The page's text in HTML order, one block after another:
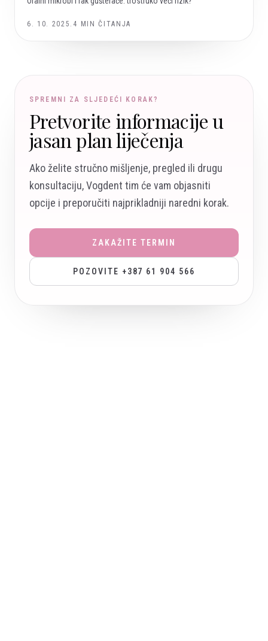
6. 10. 2025. 4 MIN ČITANJA
SPREMNI ZA SLJEDEĆI KORAK?
Pretvorite informacije u
jasan plan liječenja
Ako želite stručno mišljenje, pregled ili drugu
konsultaciju, Vogdent tim će vam objasniti
opcije i preporučiti najprikladniji naredni korak.
ZAKAŽITE TERMIN
POZOVITE +387 61 904 566